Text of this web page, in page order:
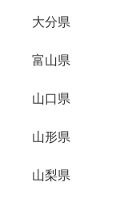
大分県
富山県
山口県
山形県
山梨県